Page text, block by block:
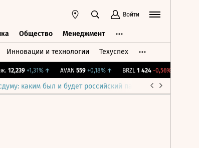
Войти
Общество Менеджмент
Инновации и технологии Техуспех
12,239 +1,31%↑ AVAN 559 +0,18%↑ BRZL 1 424 -0,56%↓
каким был и будет российский парламент